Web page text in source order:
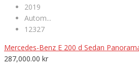
2019
Autom...
12327
Mercedes-Benz E 200 d Sedan
287,000.00 kr